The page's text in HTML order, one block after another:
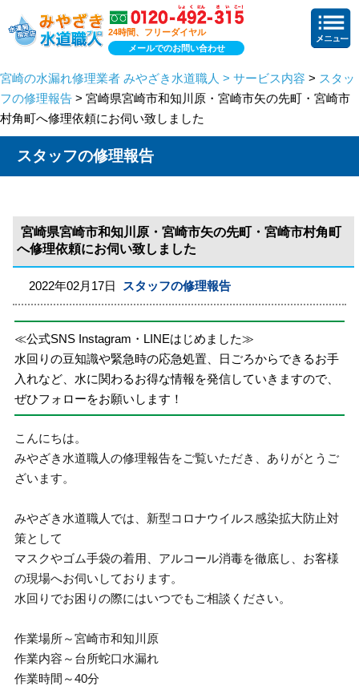
24時間、フリーダイヤル
メールでのお問い合わせ
宮崎の水漏れ修理業者 みやざき水道職人 > サービス内容 > スタッ
フの修理報告 > 宮崎県宮崎市和知川原・宮崎市矢の先町・宮崎市
村角町へ修理依頼にお伺い致しました
スタッフの修理報告
宮崎県宮崎市和知川原・宮崎市矢の先町・宮崎市村角町
へ修理依頼にお伺い致しました
2022年02月17日 スタッフの修理報告
≪公式SNS Instagram・LINEはじめました≫
水回りの豆知識や緊急時の応急処置、日ごろからできるお手
入れなど、水に関わるお得な情報を発信していきますので、
ぜひフォローをお願いします！
こんにちは。
みやざき水道職人の修理報告をご覧いただき、ありがとうご
ざいます。
みやざき水道職人では、新型コロナウイルス感染拡大防止対
策として
マスクやゴム手袋の着用、アルコール消毒を徹底し、お客様
の現場へお伺いしております。
水回りでお困りの際にはいつでもご相談ください。
作業場所～宮崎市和知川原
作業内容～台所蛇口水漏れ
作業時間～40分